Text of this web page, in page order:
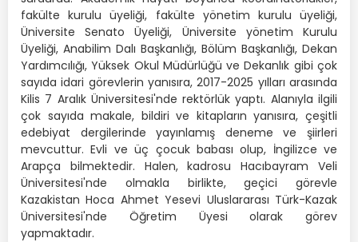
fakülte kurulu üyeliği, fakülte yönetim kurulu üyeliği,
Üniversite Senato Üyeliği, Üniversite yönetim Kurulu
Üyeliği, Anabilim Dalı Başkanlığı, Bölüm Başkanlığı, Dekan
Yardımcılığı, Yüksek Okul Müdürlüğü ve Dekanlık gibi çok
sayıda idari görevlerin yanısıra, 2017-2025 yılları arasında
Kilis 7 Aralık Üniversitesi'nde rektörlük yaptı. Alanıyla ilgili
çok sayıda makale, bildiri ve kitapların yanısıra, çeşitli
edebiyat dergilerinde yayınlamış deneme ve şiirleri
mevcuttur. Evli ve üç çocuk babası olup, İngilizce ve
Arapça bilmektedir. Halen, kadrosu Hacıbayram Veli
Üniversitesi'nde olmakla birlikte, geçici görevle
Kazakistan Hoca Ahmet Yesevi Uluslararası Türk-Kazak
Üniversitesi'nde Öğretim Üyesi olarak görev
yapmaktadır.